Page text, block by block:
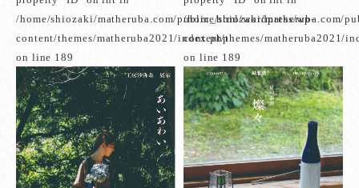
/home/shiozaki/matheruba.com/public_html/wordpress/wp-
content/themes/matheruba2021/index.php
on line 189
/home/shiozaki/matheruba.com/
content/themes/matheruba2021/
on line 189